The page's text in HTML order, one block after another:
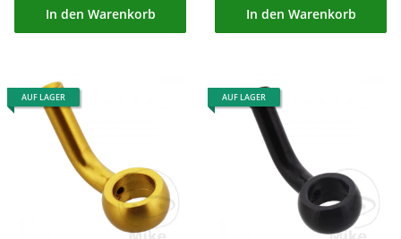
In den Warenkorb In den Warenkorb
AUF LAGER AUF LAGER